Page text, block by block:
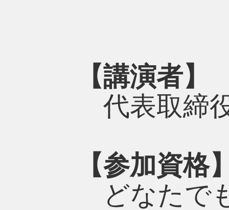
【講演者】
代表取締
【参加資格
どなたで